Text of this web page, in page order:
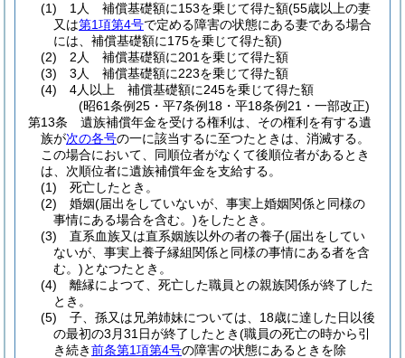
(1)
1人 補償基礎額に153を乗じて得た額(55歳以上の妻
又は第1項第4号で定める障害の状態にある妻である場合
には、補償基礎額に175を乗じて得た額)
(2)
2人 補償基礎額に201を乗じて得た額
(3)
3人 補償基礎額に223を乗じて得た額
(4)
4人以上 補償基礎額に245を乗じて得た額
(昭61条例25・平7条例18・平18条例21・一部改正)
第13条
遺族補償年金を受ける権利は、その権利を有する遺
族が次の各号の一に該当するに至つたときは、消滅する。
この場合において、同順位者がなくて後順位者があるとき
は、次順位者に遺族補償年金を支給する。
(1)
死亡したとき。
(2)
婚姻(届出をしていないが、事実上婚姻関係と同様の
事情にある場合を含む。)をしたとき。
(3)
直系血族又は直系姻族以外の者の養子(届出をしてい
ないが、事実上養子縁組関係と同様の事情にある者を含
む。)となつたとき。
(4)
離縁によつて、死亡した職員との親族関係が終了した
とき。
(5)
子、孫又は兄弟姉妹については、18歳に達した日以後
の最初の3月31日が終了したとき(職員の死亡の時から引
き続き前条第1項第4号の障害の状態にあるときを除